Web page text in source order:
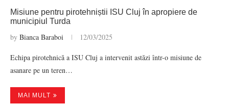
Misiune pentru pirotehniștii ISU Cluj în apropiere de
municipiul Turda
by Bianca Baraboi 12/03/2025
Echipa pirotehnică a ISU Cluj a intervenit astăzi într-o misiune de
asanare pe un teren…
MAI MULT